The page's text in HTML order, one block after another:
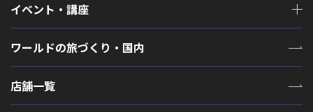
イベント・講座
ワールドの旅づくり・国内
店舗一覧